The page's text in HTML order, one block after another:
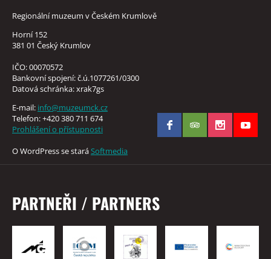
Regionální muzeum v Českém Krumlově
Horní 152
381 01 Český Krumlov
IČO: 00070572
Bankovní spojení: č.ú.1077261/0300
Datová schránka: xrak7gs
E-mail: info@muzeumck.cz
Telefon: +420 380 711 674
Prohlášení o přístupnosti
O WordPress se staráSoftmedia
PARTNEŘI / PARTNERS